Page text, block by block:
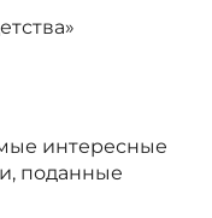
интересные
поданные